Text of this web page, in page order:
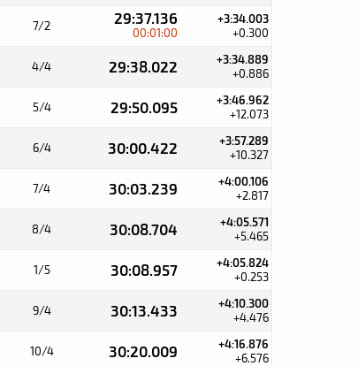
7/2 29:37.136
00:01:00
+3:34.003
+0.300
4/4 29:38.022 +3:34.889
+0.886
5/4 29:50.095 +3:46.962
+12.073
6/4 30:00.422 +3:57.289
+10.327
7/4 30:03.239 +4:00.106
+2.817
8/4 30:08.704 +4:05.571
+5.465
1/5 30:08.957 +4:05.824
+0.253
9/4 30:13.433 +4:10.300
+4.476
10/4 30:20.009 +4:16.876
+6.576